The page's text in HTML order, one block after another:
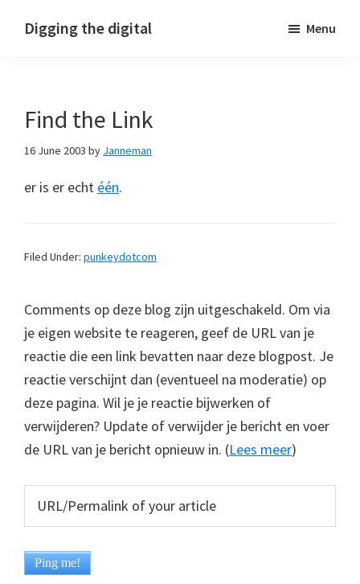
Digging the digital Menu
Find the Link
16 June 2003 by Janneman
er is er echt één.
Filed Under: punkeydotcom
Comments op deze blog zijn uitgeschakeld. Om via
je eigen website te reageren, geef de URL van je
reactie die een link bevatten naar deze blogpost. Je
reactie verschijnt dan (eventueel na moderatie) op
deze pagina. Wil je je reactie bijwerken of
verwijderen? Update of verwijder je bericht en voer
de URL van je bericht opnieuw in. (Lees meer)